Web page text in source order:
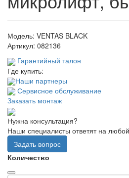
Модель: VENTAS BLACK
Артикул: 082136
Гарантийный талон
Где купить:
Наши партнеры
Сервисное обслуживание
Заказать монтаж
Нужна консультация?
Наши специалисты ответят на
Задать вопрос
Количество